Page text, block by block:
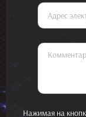
Нажимая на